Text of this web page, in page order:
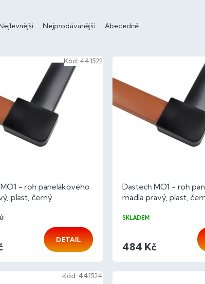
Nejprodávanější Abecedně
- roh panelákového
plast, černý
DETAIL
Kód: 441522
Dastech MO1 - roh
madla pravý, plast,
SKLADEM
484 Kč
Kód: 441524